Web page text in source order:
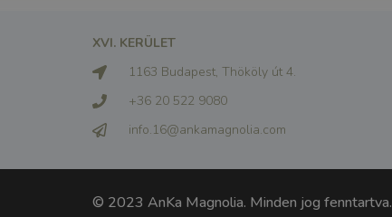
XVI. KERÜLET
1163 Budapest, Thököly út 4.
+36 20 522 9080
info.16@ankamagnolia.com
© 2023 AnKa Magnolia. Minden jog fenntartva.